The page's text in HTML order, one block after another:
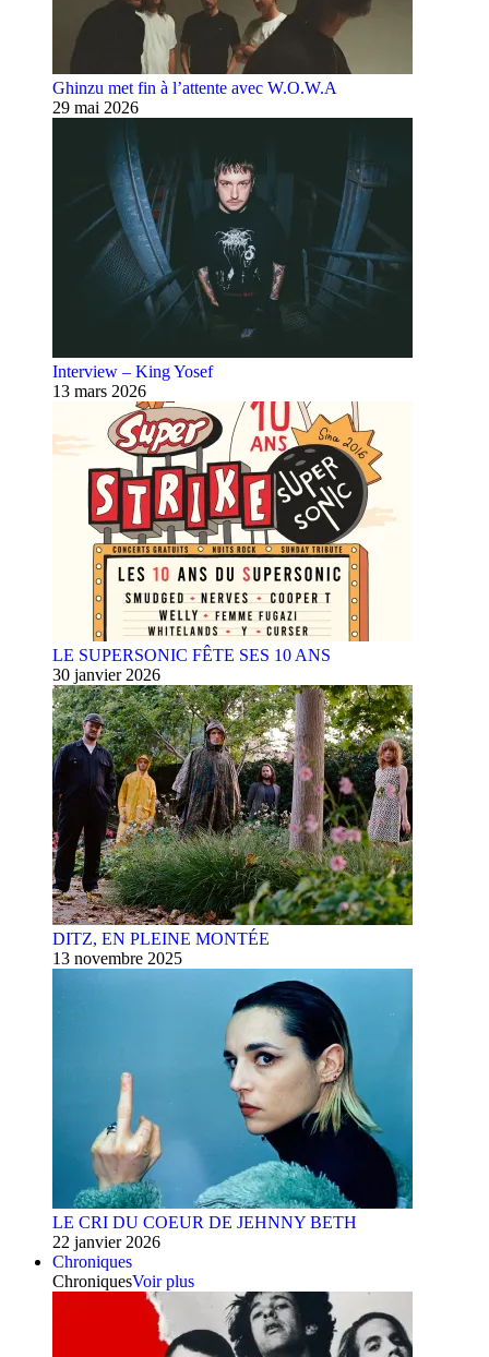
Ghinzu met fin à l’attente avec W.O.W.A
29 mai 2026
Interview – King Yosef
13 mars 2026
LE SUPERSONIC FÊTE SES 10 ANS
30 janvier 2026
DITZ, EN PLEINE MONTÉE
13 novembre 2025
LE CRI DU COEUR DE JEHNNY BETH
22 janvier 2026
Chroniques
ChroniquesVoir plus